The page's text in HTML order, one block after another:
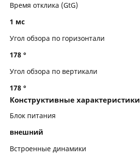
Время отклика (GtG)
1 мс
Угол обзора по горизонтали
178 °
Угол обзора по вертикали
178 °
Конструктивные характеристики
Блок питания
внешний
Встроенные динамики